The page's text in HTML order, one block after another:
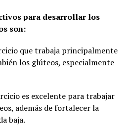
para desarrollar los
son:
que trabaja principalmente
los glúteos, especialmente
es excelente para trabajar
además de fortalecer la
baja.